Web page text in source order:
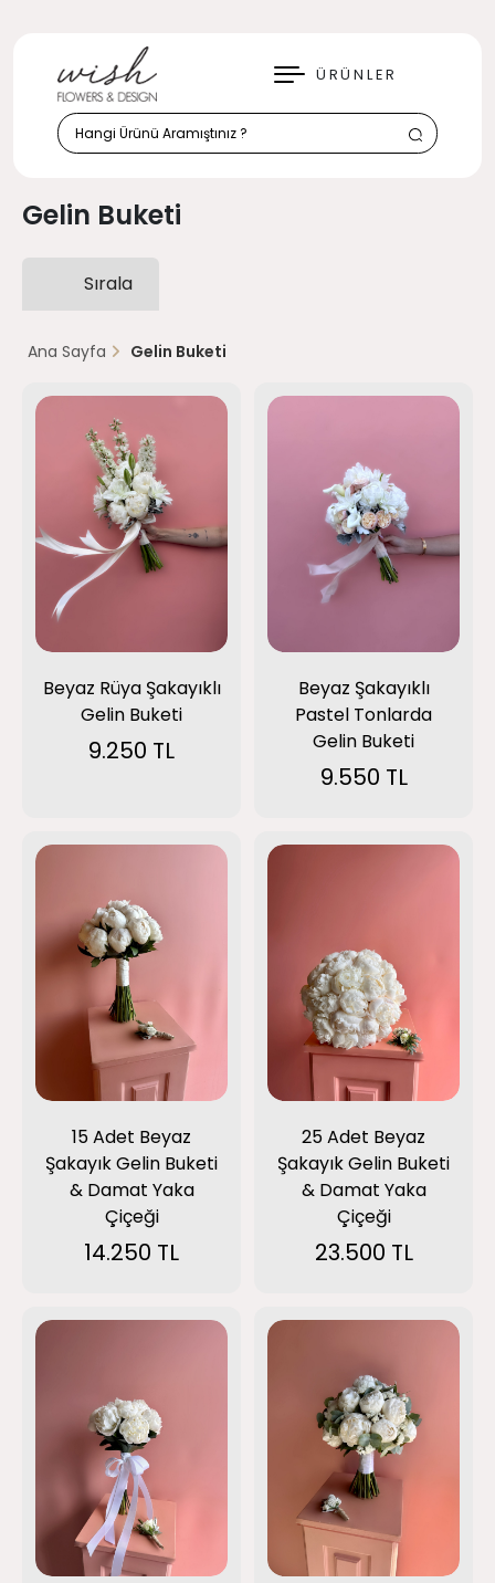
ÜRÜNLER
KAPAT
Gelin Buketi
Sırala
Ana Sayfa Gelin Buketi
Beyaz Rüya Şakayıklı
Gelin Buketi
9.250 TL
Beyaz Şakayıklı
Pastel Tonlarda
Gelin Buketi
9.550 TL
15 Adet Beyaz
Şakayık Gelin Buketi
& Damat Yaka
Çiçeği
14.250 TL
25 Adet Beyaz
Şakayık Gelin Buketi
& Damat Yaka
Çiçeği
23.500 TL